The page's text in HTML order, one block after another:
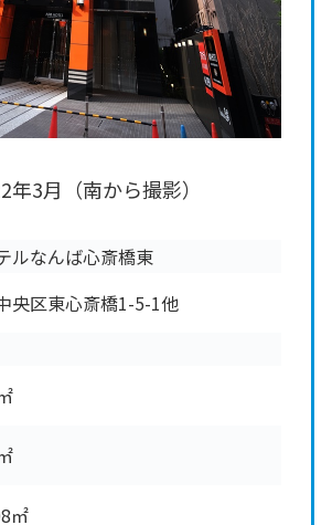
年3月（南から撮影）
ルなんば心斎橋東
央区東心斎橋1-5-1他
㎡